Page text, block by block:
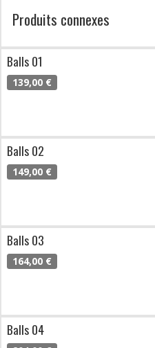
Produits connexes
Balls 01
139,00 €
Balls 02
149,00 €
Balls 03
164,00 €
Balls 04